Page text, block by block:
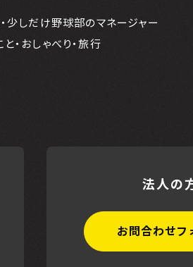
少しだけ野球部のマネージャー
・おしゃべり・旅行
法人の
お問合わせフ